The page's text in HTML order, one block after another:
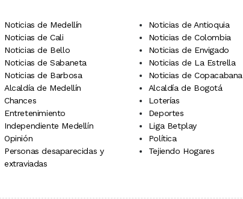
Noticias de Medellín
Noticias de Antioquia
Noticias de Cali
Noticias de Colombia
Noticias de Bello
Noticias de Envigado
Noticias de Sabaneta
Noticias de La Estrella
Noticias de Barbosa
Noticias de Copacabana
Alcaldía de Medellín
Alcaldía de Bogotá
Chances
Loterías
Entretenimiento
Deportes
Independiente Medellín
Liga Betplay
Opinión
Política
Personas desaparecidas y
extraviadas
Tejiendo Hogares